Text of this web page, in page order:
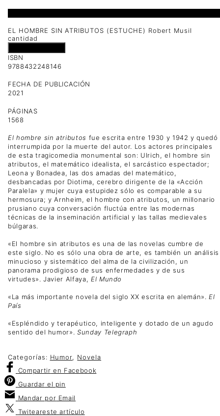
EL HOMBRE SIN ATRIBUTOS (ESTUCHE) Robert Musil
cantidad
ISBN
9788432248146
FECHA DE PUBLICACIÓN
2021
PÁGINAS
1568
El hombre sin atributos fue escrita entre 1930 y 1942 y quedó
interrumpida por la muerte del autor. Los actores principales
de esta tragicomedia monumental son: Ulrich, el hombre sin
atributos, el matemático idealista, el sarcástico espectador;
Leona y Bonadea, las dos amadas del matemático,
desbancadas por Diotima, cerebro dirigente de la «Acción
Paralela» y mujer cuya estupidez sólo es comparable a su
hermosura; y Arnheim, el hombre con atributos, un millonario
prusiano cuya conversación fluctúa entre las modernas
técnicas de la inseminación artificial y las tallas medievales
búlgaras.
«El hombre sin atributos es una de las novelas cumbre de
este siglo. No es sólo una obra de arte, es también un análisis
minucioso y sistemático del alma de la civilización, un
panorama prodigioso de sus enfermedades y de sus
virtudes». Javier Alfaya, El Mundo
«La más importante novela del siglo XX escrita en alemán».El
País
«Espléndido y terapéutico, inteligente y dotado de un agudo
sentido del humor». Sunday Telegraph
Categorías: Humor, Novela
Compartir en Facebook
Guardar el pin
Mandar por Email
Twiteareste artículo